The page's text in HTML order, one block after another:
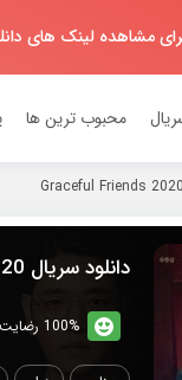
مشاهده لینک های
محبوب ترین ها
دانلود سریال 2020 Graceful Friends
100% رضایت کاربران (1رای)